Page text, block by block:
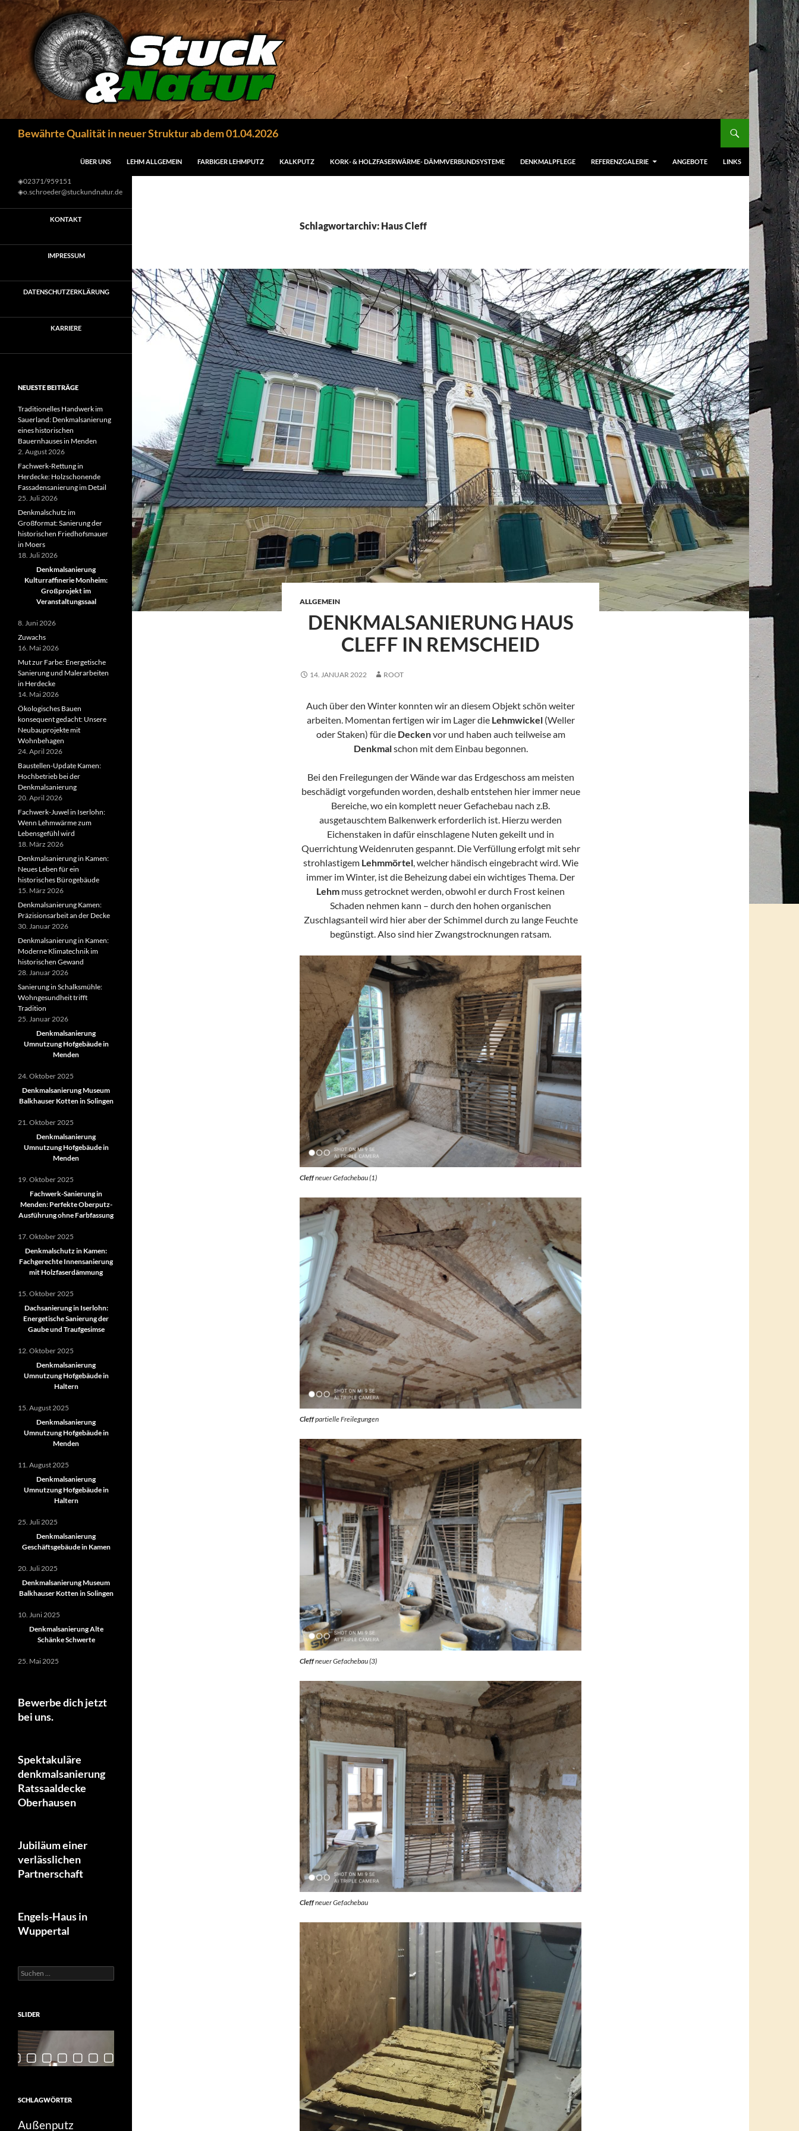
Zum
Inhalt
springen
Bewährte Qualität in neuer Struktur ab dem 01.04.2026
ÜBER UNS LEHM ALLGEMEIN FARBIGER LEHMPUTZ KALKPUTZ KORK- & HOLZFASERWÄRME- DÄMMVERBUNDSYSTEME DENKMALPFLEGE REFERENZGALERIE ANGEBOTE LINKS
Schlagwortarchiv: Haus Cleff
ALLGEMEIN
DENKMALSANIERUNG HAUS
CLEFF IN REMSCHEID
14. JANUAR 2022 ROOT
Auch über den Winter konnten wir an diesem Objekt schön weiter
arbeiten. Momentan fertigen wir im Lager die Lehmwickel (Weller
oder Staken) für die Deckenvor und haben auch teilweise am
Denkmalschon mit dem Einbau begonnen.
Bei den Freilegungen der Wände war das Erdgeschoss am meisten
beschädigt vorgefunden worden, deshalb entstehen hier immer neue
Bereiche, wo ein komplett neuer Gefachebau nach z.B.
ausgetauschtem Balkenwerk erforderlich ist. Hierzu werden
Eichenstaken in dafür einschlagene Nuten gekeilt und in
Querrichtung Weidenruten gespannt. Die Verfüllung erfolgt mit sehr
strohlastigem Lehmmörtel, welcher händisch eingebracht wird. Wie
immer im Winter, ist die Beheizung dabei ein wichtiges Thema. Der
Lehm muss getrocknet werden, obwohl er durch Frost keinen
Schaden nehmen kann – durch den hohen organischen
Zuschlagsanteil wird hier aber der Schimmel durch zu lange Feuchte
begünstigt. Also sind hier Zwangstrocknungen ratsam.
Cleffneuer Gefachebau (1)
Cleffpartielle Freilegungen
Cleffneuer Gefachebau (3)
Cleffneuer Gefachebau
◈02371/959151
◈o.schroeder@stuckundnatur.de
KONTAKT
IMPRESSUM
DATENSCHUTZERKLÄRUNG
KARRIERE
NEUESTE BEITRÄGE
Traditionelles Handwerk im
Sauerland: Denkmalsanierung
eines historischen
Bauernhauses in Menden
2. August 2026
Fachwerk-Rettung in
Herdecke: Holzschonende
Fassadensanierung im Detail
25. Juli 2026
Denkmalschutz im
Großformat: Sanierung der
historischen Friedhofsmauer
in Moers
18. Juli 2026
Denkmalsanierung
Kulturraffinerie Monheim:
Großprojekt im
Veranstaltungssaal
8. Juni 2026
Zuwachs
16. Mai 2026
Mut zur Farbe: Energetische
Sanierung und Malerarbeiten
in Herdecke
14. Mai 2026
Ökologisches Bauen
konsequent gedacht: Unsere
Neubauprojekte mit
Wohnbehagen
24. April 2026
Baustellen-Update Kamen:
Hochbetrieb bei der
Denkmalsanierung
20. April 2026
Fachwerk-Juwel in Iserlohn:
Wenn Lehmwärme zum
Lebensgefühl wird
18. März 2026
Denkmalsanierung in Kamen:
Neues Leben für ein
historisches Bürogebäude
15. März 2026
Denkmalsanierung Kamen:
Präzisionsarbeit an der Decke
30. Januar 2026
Denkmalsanierung in Kamen:
Moderne Klimatechnik im
historischen Gewand
28. Januar 2026
Sanierung in Schalksmühle:
Wohngesundheit trifft
Tradition
25. Januar 2026
Denkmalsanierung
Umnutzung Hofgebäude in
Menden
24. Oktober 2025
Denkmalsanierung Museum
Balkhauser Kotten in Solingen
21. Oktober 2025
Denkmalsanierung
Umnutzung Hofgebäude in
Menden
19. Oktober 2025
Fachwerk-Sanierung in
Menden: Perfekte Oberputz-
Ausführung ohne Farbfassung
17. Oktober 2025
Denkmalschutz in Kamen:
Fachgerechte Innensanierung
mit Holzfaserdämmung
15. Oktober 2025
Dachsanierung in Iserlohn:
Energetische Sanierung der
Gaube und Traufgesimse
12. Oktober 2025
Denkmalsanierung
Umnutzung Hofgebäude in
Haltern
15. August 2025
Denkmalsanierung
Umnutzung Hofgebäude in
Menden
11. August 2025
Denkmalsanierung
Umnutzung Hofgebäude in
Haltern
25. Juli 2025
Denkmalsanierung
Geschäftsgebäude in Kamen
20. Juli 2025
Denkmalsanierung Museum
Balkhauser Kotten in Solingen
10. Juni 2025
Denkmalsanierung Alte
Schänke Schwerte
25. Mai 2025
Bewerbe dich jetzt
bei uns.
Spektakuläre
denkmalsanierung
Ratssaaldecke
Oberhausen
Jubiläum einer
verlässlichen
Partnerschaft
Engels-Haus in
Wuppertal
Suchen
nach:
SLIDER
SCHLAGWÖRTER
Außenputz